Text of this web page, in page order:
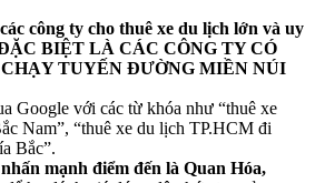
công ty cho thuê xe du lịch lớn và uy
BIỆT LÀ CÁC CÔNG TY CÓ
TUYẾN ĐƯỜNG MIỀN NÚI
Google với các từ khóa như “thuê xe
Nam”, “thuê xe du lịch TP.HCM đi
Bắc”.
nhấn mạnh điểm đến là Quan Hóa,